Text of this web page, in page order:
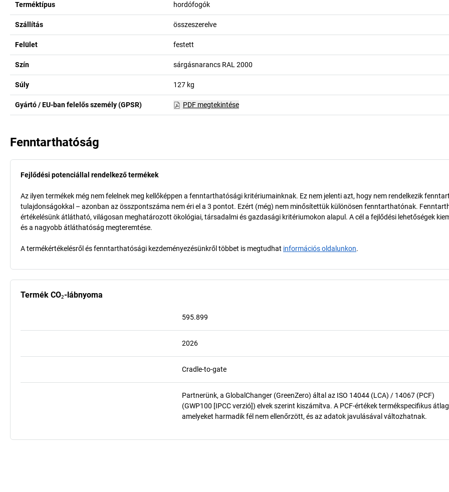
Terméktípus hordófogók
Szállítás összeszerelve
Felület festett
Szín sárgásnarancs RAL 2000
Súly 127 kg
Gyártó / EU-ban felelős személy (GPSR) PDF megtekintése
Fenntarthatóság
Fejlődési potenciállal rendelkező termékek
Az ilyen termékek még nem felelnek meg kellőképpen a fenntarthatósági kritériumainknak. Ez nem jelenti azt, hogy nem rendelkezik
tulajdonságokkal – azonban az összpontszáma nem éri el a 3 pontot. Ezért (még) nem minősítettük különösen fenntarthatónak.
értékelésünk átlátható, világosan meghatározott ökológiai, társadalmi és gazdasági kritériumokon alapul. A cél a fejlődési lehetőségek
és a nagyobb átláthatóság megteremtése.
A termékértékelésről és fenntarthatósági kezdeményezésünkről többet is megtudhat információs oldalunkon.
Termék CO₂-lábnyoma
595.899
2026
Cradle-to-gate
Partnerünk, a GlobalChanger (GreenZero) által az ISO 14044 (LCA) / 14067 (PCF)
(GWP100 [IPCC verzió]) elvek szerint kiszámítva. A PCF-értékek termékspecifikus
amelyeket harmadik fél nem ellenőrzött, és az adatok javulásával változhatnak.